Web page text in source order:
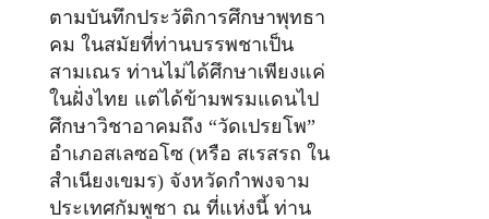
ตามบันทึกประวัติการศึกษาพุทธา
คม ในสมัยที่ท่านบรรพชาเป็น
สามเณร ท่านไม่ได้ศึกษาเพียงแค่
ในฝั่งไทย แต่ได้ข้ามพรมแดนไป
ศึกษาวิชาอาคมถึง “วัดเปรยโพ”
อำเภอสเลซอโซ (หรือ สเรสรถ ใน
สำเนียงเขมร) จังหวัดกำพงจาม
ประเทศกัมพูชา ณ ที่แห่งนี้ ท่าน